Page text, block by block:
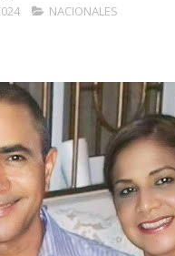
NACIONALES